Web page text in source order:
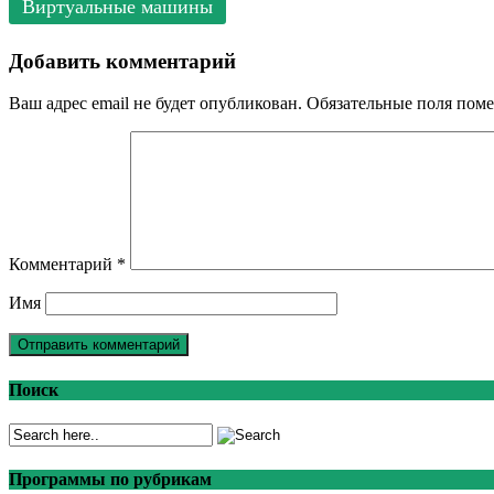
Виртуальные машины
Добавить комментарий
Ваш адрес email не будет опубликован. Обязательные поля
Комментарий *
Имя
Поиск
Программы по рубрикам